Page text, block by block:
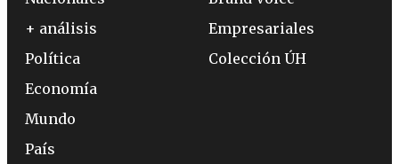
+ análisis
Política
Economía
Mundo
País
Empresariales
Colección ÚH